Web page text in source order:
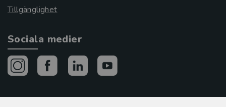
Tillgänglighet
Sociala medier